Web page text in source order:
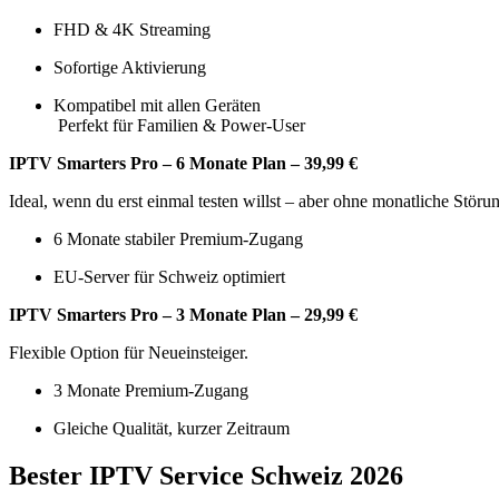
FHD & 4K Streaming
Sofortige Aktivierung
Kompatibel mit allen Geräten
Perfekt für Familien & Power-User
IPTV Smarters Pro – 6 Monate Plan – 39,99 €
Ideal, wenn du erst einmal testen willst – aber ohne monatliche
6 Monate stabiler Premium-Zugang
EU-Server für Schweiz optimiert
IPTV Smarters Pro – 3 Monate Plan – 29,99 €
Flexible Option für Neueinsteiger.
3 Monate Premium-Zugang
Gleiche Qualität, kurzer Zeitraum
Bester IPTV Service Schweiz 2026